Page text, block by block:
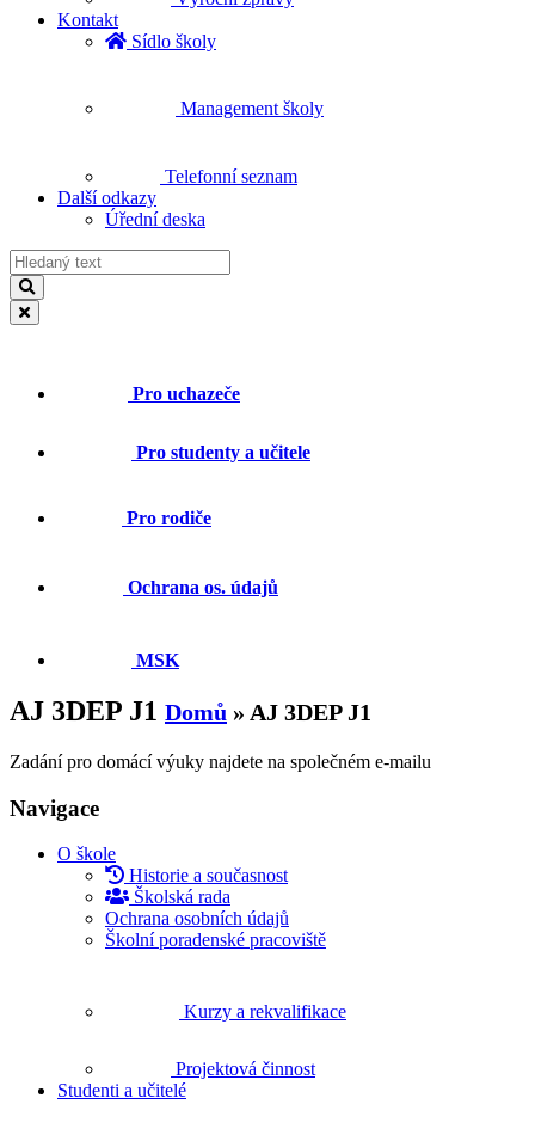
Kontakt
Sídlo školy
Management školy
Telefonní seznam
Další odkazy
Úřední deska
Pro uchazeče
Pro studenty a učitele
Pro rodiče
Ochrana os. údajů
MSK
AJ 3DEP J1 Domů » AJ 3DEP J1
Zadání pro domácí výuky najdete na společném e-mailu
Navigace
O škole
Historie a současnost
Školská rada
Ochrana osobních údajů
Školní poradenské pracoviště
Kurzy a rekvalifikace
Projektová činnost
Studenti a učitelé